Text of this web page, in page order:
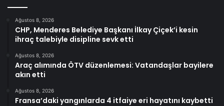
Ağustos 8, 2026
CHP, Menderes Belediye Başkanı İlkay Çiçek’i kesin
ihraç talebiyle disipline sevk etti
Ağustos 8, 2026
Araç alımında ÖTV düzenlemesi: Vatandaşlar bayilere
akın etti
Ağustos 8, 2026
Fransa’daki yangınlarda 4 itfaiye eri hayatını kaybetti